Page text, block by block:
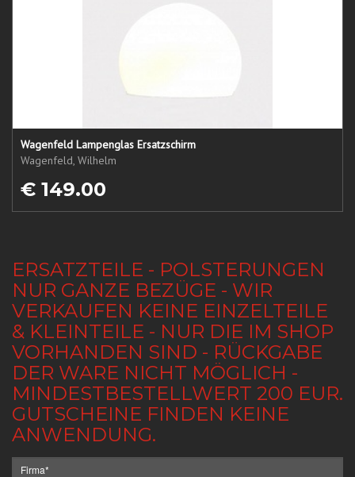
Wagenfeld Lampenglas Ersatzschirm
Wagenfeld, Wilhelm
€ 149.00
ERSATZTEILE - POLSTERUNGEN
NUR GANZE BEZÜGE - WIR
VERKAUFEN KEINE EINZELTEILE
& KLEINTEILE - NUR DIE IM SHOP
VORHANDEN SIND - RÜCKGABE
DER WARE NICHT MÖGLICH -
MINDESTBESTELLWERT 200 EUR.
GUTSCHEINE FINDEN KEINE
ANWENDUNG.